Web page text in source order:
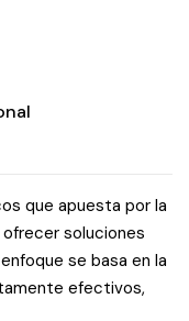
que apuesta por la
soluciones
se basa en la
efectivos,